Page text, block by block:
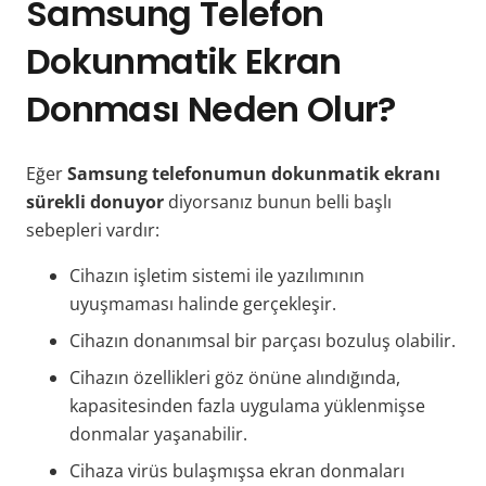
Samsung Telefon
Dokunmatik Ekran
Donması Neden Olur?
EğerSamsung telefonumun dokunmatik ekranı
sürekli donuyor diyorsanız bunun belli başlı
sebepleri vardır:
Cihazın işletim sistemi ile yazılımının
uyuşmaması halinde gerçekleşir.
Cihazın donanımsal bir parçası bozuluş olabilir.
Cihazın özellikleri göz önüne alındığında,
kapasitesinden fazla uygulama yüklenmişse
donmalar yaşanabilir.
Cihaza virüs bulaşmışsa ekran donmaları